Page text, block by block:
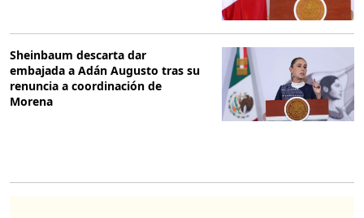
Sheinbaum descarta dar
embajada a Adán Augusto tras su
renuncia a coordinación de
Morena